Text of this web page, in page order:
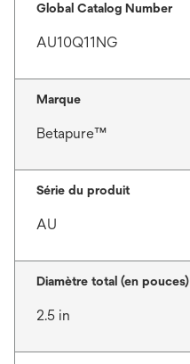
Global Catalog Number
AU10Q11NG
Marque
Betapure™
Série du produit
AU
Diamètre total (en pouces)
2.5 in